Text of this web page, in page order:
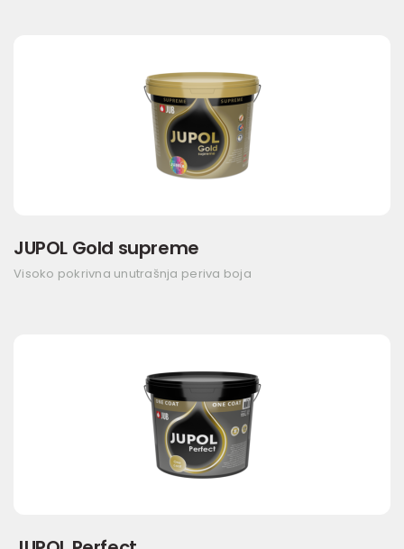
JUPOL Gold supreme
Visoko pokrivna unutrašnja periva boja